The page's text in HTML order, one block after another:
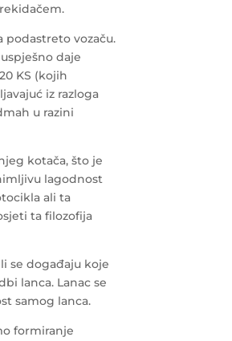
podastreto vozaču.
daje
KS (kojih
iz razloga
u razini
kotača, što je
lagodnost
ali ta
ta filozofija
se događaju koje
lanca. Lanac se
samog lanca.
formiranje